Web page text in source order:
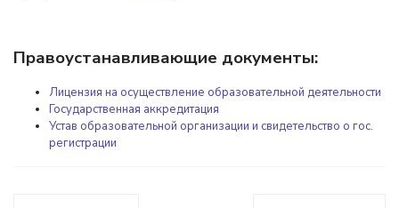
Правоустанавливающие документы:
Лицензия на осуществление образовательной деятельности
Государственная аккредитация
Устав образовательной организации и свидетельство о гос.
регистрации